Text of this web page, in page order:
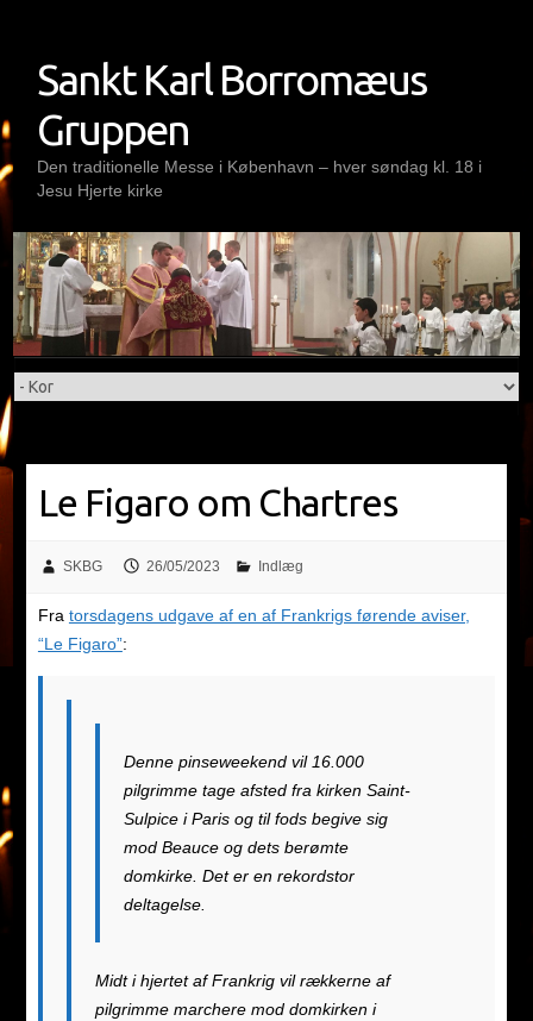
contentSankt Karl Borromæus
Gruppen
Den traditionelle Messe i København – hver søndag kl. 18 i
Jesu Hjerte kirke
Le Figaro om Chartres
SKBG 26/05/2023 Indlæg
Fra torsdagens udgave af en af Frankrigs førende aviser,
“Le Figaro”:
Denne pinseweekend vil 16.000
pilgrimme tage afsted fra kirken Saint-
Sulpice i Paris og til fods begive sig
mod Beauce og dets berømte
domkirke. Det er en rekordstor
deltagelse.
Midt i hjertet af Frankrig vil rækkerne af
pilgrimme marchere mod domkirken i